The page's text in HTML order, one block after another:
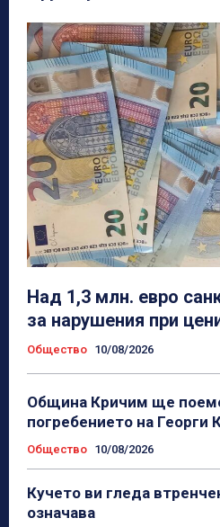
Над 1,3 млн. евро
за нарушения при
Общество 10/08/2026
Община Кричим ще
погребението на Георги
Общество 10/08/2026
Кучето ви гледа
означава